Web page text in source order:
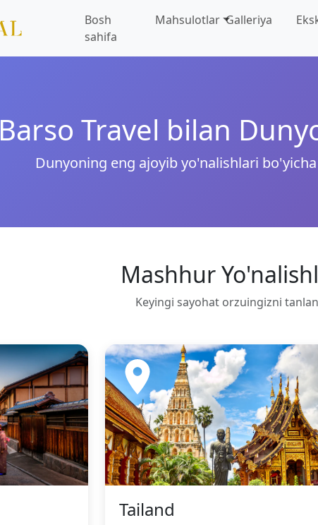
Bosh
sahifa
Mahsulotlar Galleriya
Barso Travel bilan
Dunyoning eng ajoyib yo'nalishlari
Mashhur
Keyingi sayohat orzuingizni
Tailand